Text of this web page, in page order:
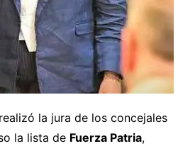
la jura de los concejales
la lista de Fuerza Patria,